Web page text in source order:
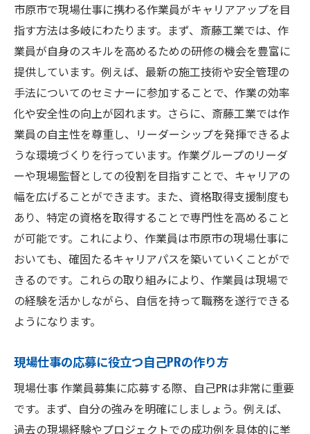
市原市で現場仕事に携わる作業員がキャリアアップを目
指す方法は多岐にわたります。まず、斎藤工業では、作
業員が自身のスキルを高めるための研修の機会を豊富に
提供しています。例えば、最新の施工技術や安全管理の
手法についてのセミナーに参加することで、作業の効率
化や安全性の向上が図れます。さらに、斎藤工業では作
業員の自主性を尊重し、リーダーシップを発揮できるよ
うな環境づくりを行っています。作業グループのリーダ
ーや現場監督としての役割を目指すことで、キャリアの
幅を広げることができます。また、資格取得支援制度も
あり、特定の資格を取得することで専門性を高めること
が可能です。これにより、作業員は市原市の現場仕事に
おいても、確固たるキャリアパスを築いていくことがで
きるのです。これらの取り組みにより、作業員は現場で
の経験を活かしながら、自信を持って職務を遂行できる
ようになります。
現場仕事の応募に役立つ自己PRの作り方
現場仕事 作業員募集に応募する際、自己PRは非常に重要
です。まず、自分の強みを明確にしましょう。例えば、
過去の現場経験やプロジェクトでの成功例を具体的に挙